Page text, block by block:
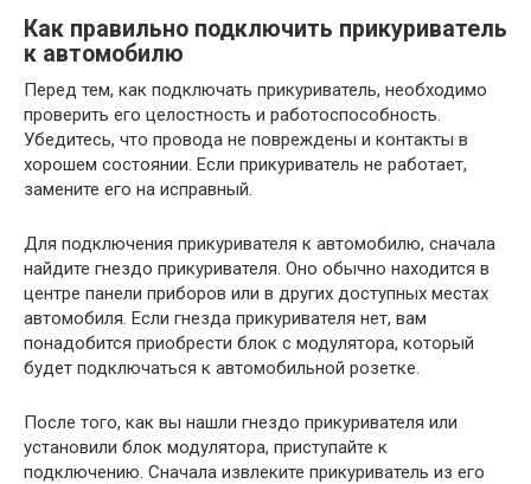
Как правильно подключить прикуриватель
к автомобилю
Перед тем, как подключать прикуриватель, необходимо
проверить его целостность и работоспособность.
Убедитесь, что провода не повреждены и контакты в
хорошем состоянии. Если прикуриватель не работает,
замените его на исправный.
Для подключения прикуривателя к автомобилю, сначала
найдите гнездо прикуривателя. Оно обычно находится в
центре панели приборов или в других доступных местах
автомобиля. Если гнезда прикуривателя нет, вам
понадобится приобрести блок с модулятора, который
будет подключаться к автомобильной розетке.
После того, как вы нашли гнездо прикуривателя или
установили блок модулятора, приступайте к
подключению. Сначала извлеките прикуриватель из его